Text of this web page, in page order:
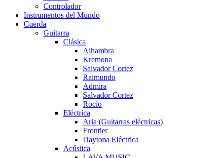
Controlador
Instrumentos del Mundo
Cuerda
Guitarra
Clásica
Alhambra
Kremona
Salvador Cortez
Raimundo
Admira
Salvador Cortez
Rocío
Eléctrica
Aria (Guitarras eléctricas)
Frontier
Daytona Eléctrica
Acústica